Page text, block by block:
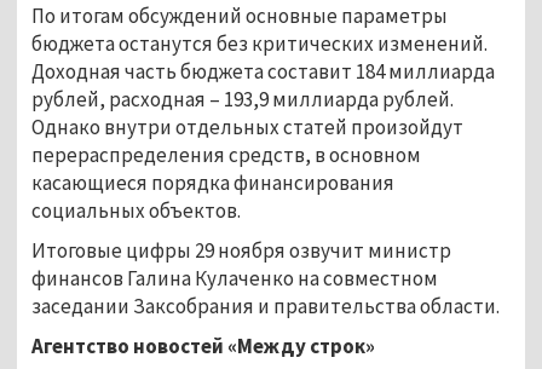
По итогам обсуждений основные параметры
бюджета останутся без критических изменений.
Доходная часть бюджета составит 184 миллиарда
рублей, расходная – 193,9 миллиарда рублей.
Однако внутри отдельных статей произойдут
перераспределения средств, в основном
касающиеся порядка финансирования
социальных объектов.
Итоговые цифры 29 ноября озвучит министр
финансов Галина Кулаченко на совместном
заседании Заксобрания и правительства области.
Агентство новостей «Между строк»